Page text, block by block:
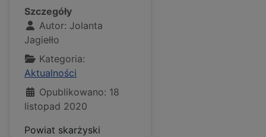
Szczegóły
Autor: Jolanta
Jagiełło
Kategoria:
Aktualności
Opublikowano: 18
listopad 2020
Powiat skarżyski